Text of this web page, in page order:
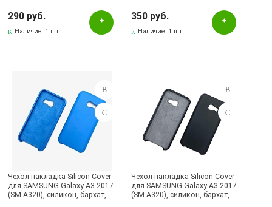
Зеленый
Золотистый
Красный
Оранжевый
Прозрачный
290 руб.
Наличие: 1 шт.
350 руб.
Наличие: 1 шт.
Чехол накладка Silicon Cover
для SAMSUNG Galaxy A3 2017
(SM-A320), силикон, бархат,
Чехол накладка Silicon Cover
для SAMSUNG Galaxy A3 2017
(SM-A320), силикон, бархат,